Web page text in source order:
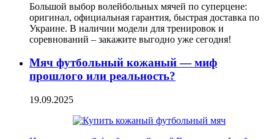
Большой выбор волейбольных мячей по суперцене:
оригинал, официальная гарантия, быстрая доставка по
Украине. В наличии модели для тренировок и
соревнований – закажите выгодно уже сегодня!
Мяч футбольный кожаный — миф
прошлого или реальность?
19.09.2025